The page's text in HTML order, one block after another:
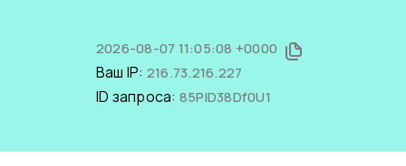
2026-08-07 11:05:08 +0000
Ваш IP: 216.73.216.227
ID запроса: 85PlD38Df0U1